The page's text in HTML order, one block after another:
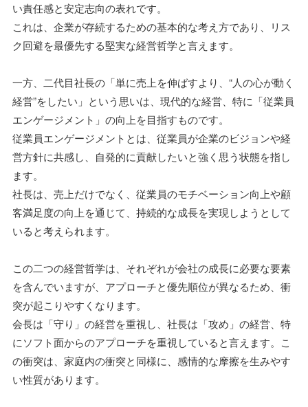
い責任感と安定志向の表れです。
これは、企業が存続するための基本的な考え方であり、リス
ク回避を最優先する堅実な経営哲学と言えます。
一方、二代目社長の「単に売上を伸ばすより、“人の心が動く
経営”をしたい」という思いは、現代的な経営、特に「従業員
エンゲージメント」の向上を目指すものです。
従業員エンゲージメントとは、従業員が企業のビジョンや経
営方針に共感し、自発的に貢献したいと強く思う状態を指し
ます。
社長は、売上だけでなく、従業員のモチベーション向上や顧
客満足度の向上を通じて、持続的な成長を実現しようとして
いると考えられます。
この二つの経営哲学は、それぞれが会社の成長に必要な要素
を含んでいますが、アプローチと優先順位が異なるため、衝
突が起こりやすくなります。
会長は「守り」の経営を重視し、社長は「攻め」の経営、特
にソフト面からのアプローチを重視していると言えます。こ
の衝突は、家庭内の衝突と同様に、感情的な摩擦を生みやす
い性質があります。